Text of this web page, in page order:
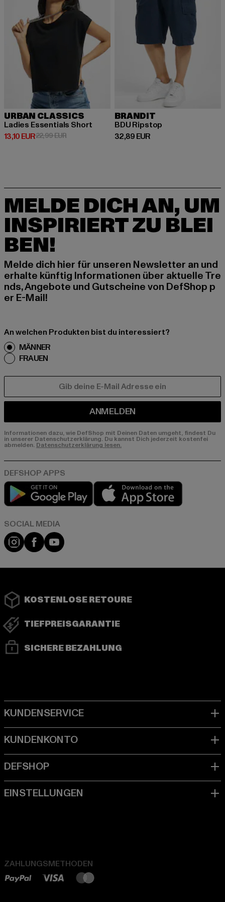
URBAN CLASSICS
Ladies Essentials Short
13,10 EUR
Derzeitiger Preis: 13,10 EUR
22,99 EURAktionspreis: 22,99 EUR
BRANDIT
BDU Ripstop
32,89 EUR
Derzeitiger Preis: 32,89 EUR
MELDE DICH AN, UM
INSPIRIERT ZU BLEI
BEN!
Melde dich hier für unseren Newsletter an und
erhalte künftig Informationen über aktuelle Tre
nds, Angebote und Gutscheine von DefShop p
er E-Mail!
An welchen Produkten bist du interessiert?
MÄNNER
FRAUEN
ANMELDEN
Informationen dazu, wie DefShop mit Deinen Daten umgeht, findest Du
in unserer Datenschutzerklärung. Du kannst Dich jederzeit kostenfei
abmelden. Datenschutzerklärung lesen.
Play market
Instagram
FacebookYouTube
KOSTENLOSE RETOURE
TIEFPREISGARANTIE
SICHERE BEZAHLUNG
ZAHLUNGSMETHODEN